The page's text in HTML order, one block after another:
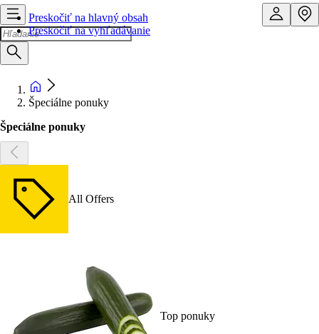
Preskočiť na hlavný obsah
Preskočiť na vyhľadávanie
Špeciálne ponuky
Špeciálne ponuky
All Offers
Top ponuky